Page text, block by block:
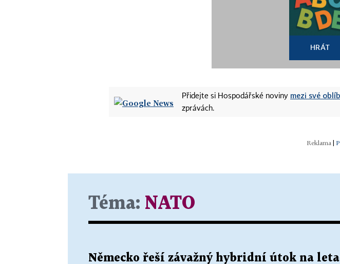
HRÁT
Přidejte si Hospodářské noviny mezi své
zprávách.
|
Téma: NATO
Německo řeší závažný hybridní útok na